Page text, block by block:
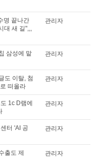
명 끝나간
대 새 길",,,
관리자
삼성에 맡
관리자
도 이탈, 첨
떠올라
관리자
1c D램에
관리자
터 'AI 공
관리자
출도 제
관리자